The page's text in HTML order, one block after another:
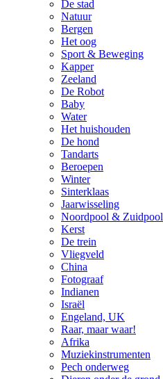
De stad
Natuur
Bergen
Het oog
Sport & Beweging
Kapper
Zeeland
De Robot
Baby
Water
Het huishouden
De hond
Tandarts
Beroepen
Winter
Sinterklaas
Jaarwisseling
Noordpool & Zuidpool
Kerst
De trein
Vliegveld
China
Fotograaf
Indianen
Israël
Engeland, UK
Raar, maar waar!
Afrika
Muziekinstrumenten
Pech onderweg